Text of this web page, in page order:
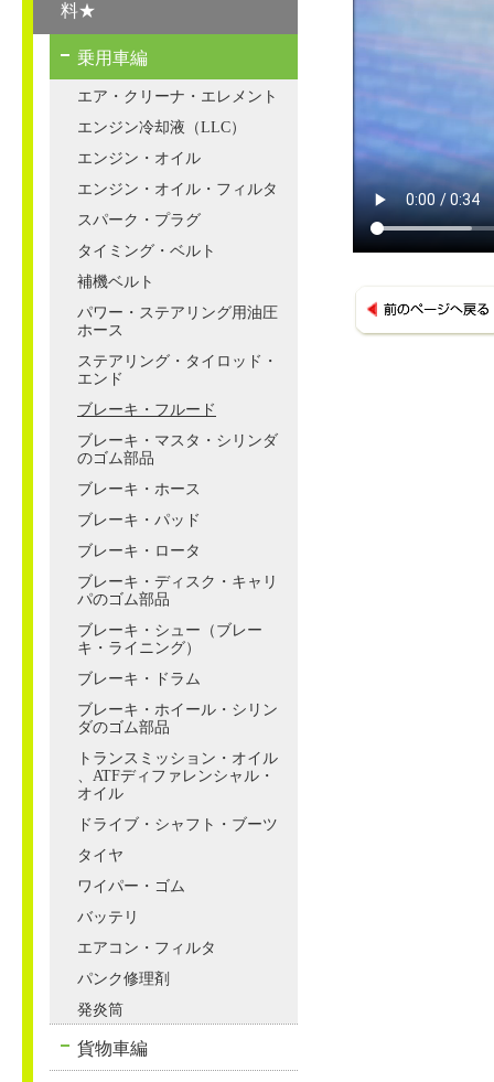
料★
乗用車編
エア・クリーナ・エレメント
エンジン冷却液（LLC）
エンジン・オイル
エンジン・オイル・フィルタ
スパーク・プラグ
タイミング・ベルト
補機ベルト
パワー・ステアリング用油圧
ホース
ステアリング・タイロッド・
エンド
ブレーキ・フルード
ブレーキ・マスタ・シリンダ
のゴム部品
ブレーキ・ホース
ブレーキ・パッド
ブレーキ・ロータ
ブレーキ・ディスク・キャリ
パのゴム部品
ブレーキ・シュー（ブレー
キ・ライニング）
ブレーキ・ドラム
ブレーキ・ホイール・シリン
ダのゴム部品
トランスミッション・オイル
、ATFディファレンシャル・
オイル
ドライブ・シャフト・ブーツ
タイヤ
ワイパー・ゴム
バッテリ
エアコン・フィルタ
パンク修理剤
発炎筒
貨物車編